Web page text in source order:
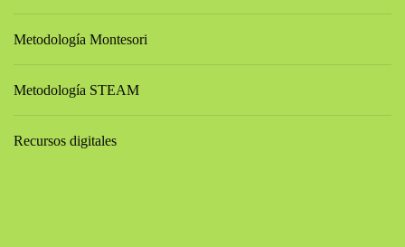
Metodología Montesori
Metodología STEAM
Recursos digitales